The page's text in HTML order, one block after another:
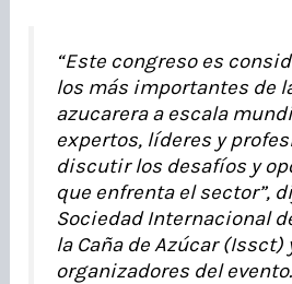
“Este congreso es
los más importantes de
azucarera a escala
expertos, líderes y
discutir los desafíos y
que enfrenta el sector”,
Sociedad Internacional
la Caña de Azúcar (Issct)
organizadores del evento.